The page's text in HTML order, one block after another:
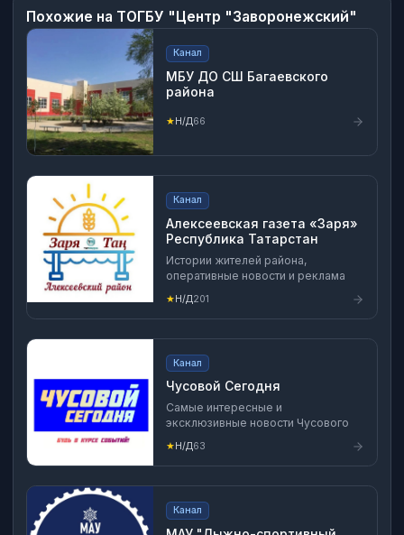
Похожие на ТОГБУ "Центр "Заворонежский"
Канал
МБУ ДО СШ Багаевского
района
★Н/Д66
Канал
Алексеевская газета «Заря»
Республика Татарстан
Истории жителей района,
оперативные новости и реклама
★Н/Д201
Канал
Чусовой Сегодня
Самые интересные и
эксклюзивные новости Чусового
★Н/Д63
Канал